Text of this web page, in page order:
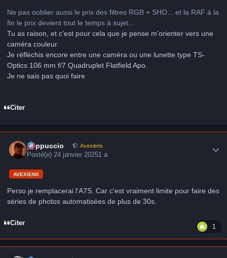
Ne pas oublier aussi le prix des filtres RGB + SHO... et la RAF à la
fin le prix devient tout le temps à sujet...
Tu as raison, et c'est pour cela que je pense m'orienter vers une
caméra couleur.
Je réfléchis encore entre une caméra ou une lunette type TS-
Optics 106 mm f/7 Quadruplet Flatfield Apo.
Je ne sais pas quoi faire
Citer
peppuccio Avexiens
Posté(e)24 janvier 20251 a
AVEXIENS
Perso je remplacerai l'A7S. Car c'est vraiment limite pour faire des
séries de photos automatisées de plus de 30s.
Citer 1